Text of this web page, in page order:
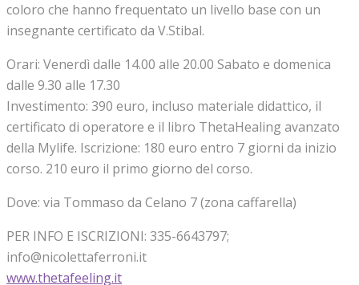
coloro che hanno frequentato un livello base con un
insegnante certificato da V.Stibal.
Orari: Venerdì dalle 14.00 alle 20.00 Sabato e domenica
dalle 9.30 alle 17.30
Investimento: 390 euro, incluso materiale didattico, il
certificato di operatore e il libro ThetaHealing avanzato
della Mylife. Iscrizione: 180 euro entro 7 giorni da inizio
corso. 210 euro il primo giorno del corso.
Dove: via Tommaso da Celano 7 (zona caffarella)
PER INFO E ISCRIZIONI: 335-6643797;
info@nicolettaferroni.it
www.thetafeeling.it